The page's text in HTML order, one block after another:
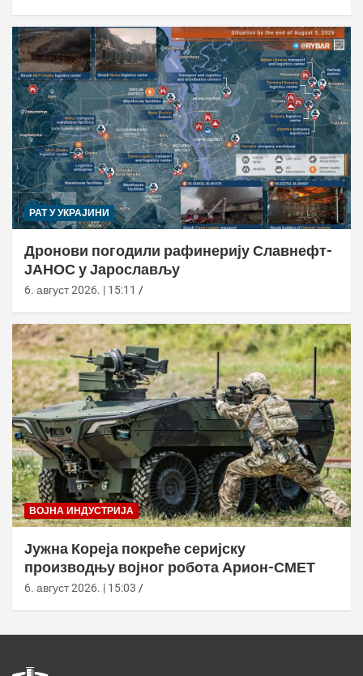
РАТ У УКРАЈИНИ
Дронови погодили рафинерију Славнефт-
ЈАНОС у Јарослављу
6. август 2026. | 15:11
ВОЈНА ИНДУСТРИЈА
Јужна Кореја покреће серијску
производњу војног робота Арион-СМЕТ
6. август 2026. | 15:03